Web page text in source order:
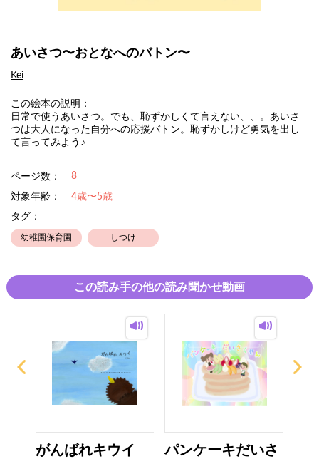
あいさつ〜おとなへのバトン〜
Kei
この絵本の説明：
日常で使うあいさつ。でも、恥ずかしくて言えない、、。あいさ
つは大人になった自分への応援バトン。恥ずかしけど勇気を出し
て言ってみよう♪
ページ数： 8
対象年齢：
4歳〜5歳
タグ：
幼稚園保育園 しつけ
この読み手の他の読み聞かせ動画
がんばれキウイ
パンケーキだいさ